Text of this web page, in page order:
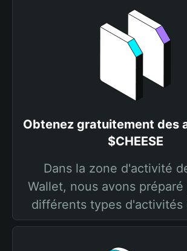
Obtenez gratuitement des
$CHEESE
Dans la zone d'activité
Wallet, nous avons
différents types d'activités